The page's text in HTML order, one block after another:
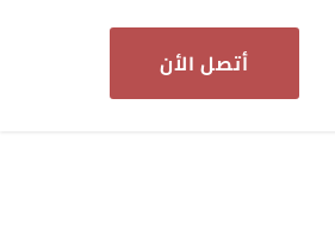
أتصل الأن